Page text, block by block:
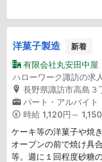
洋菓子製造 新着
有限会社丸安田中屋
ハローワーク諏訪の求人
長野県諏訪市高島３
パート・アルバイト
時給 1,120円～
ケーキ等の洋菓子や焼
オーブンの前で焼け具
等。週に１回程度砂糖